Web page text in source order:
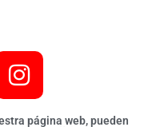
página web, pueden